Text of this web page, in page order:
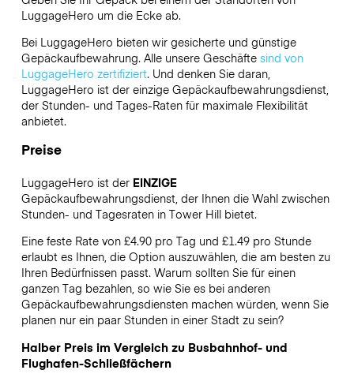
LuggageHero um die Ecke ab.
Bei LuggageHero bieten wir gesicherte und günstige
Gepäckaufbewahrung. Alle unsere Geschäfte sind von
LuggageHero zertifiziert. Und denken Sie daran,
LuggageHero ist der einzige Gepäckaufbewahrungsdienst,
der Stunden- und Tages-Raten für maximale Flexibilität
anbietet.
Preise
LuggageHero ist der EINZIGE
Gepäckaufbewahrungsdienst, der Ihnen die Wahl zwischen
Stunden- und Tagesraten in Tower Hill bietet.
Eine feste Rate von £4.90 pro Tag und £1.49 pro Stunde
erlaubt es Ihnen, die Option auszuwählen, die am besten zu
Ihren Bedürfnissen passt. Warum sollten Sie für einen
ganzen Tag bezahlen, so wie Sie es bei anderen
Gepäckaufbewahrungsdiensten machen würden, wenn Sie
planen nur ein paar Stunden in einer Stadt zu sein?
Halber Preis im Vergleich zu Busbahnhof- und
Flughafen-Schließfächern